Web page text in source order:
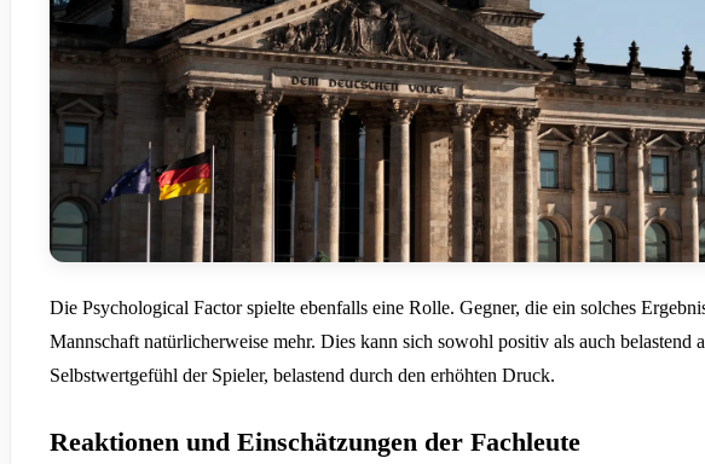
Die Psychological Factor spielte ebenfalls eine Rolle. Gegner, die ein solches
Mannschaft natürlicherweise mehr. Dies kann sich sowohl positiv als auch belastend
Selbstwertgefühl der Spieler, belastend durch den erhöhten Druck.
Reaktionen und Einschätzungen der Fachleute